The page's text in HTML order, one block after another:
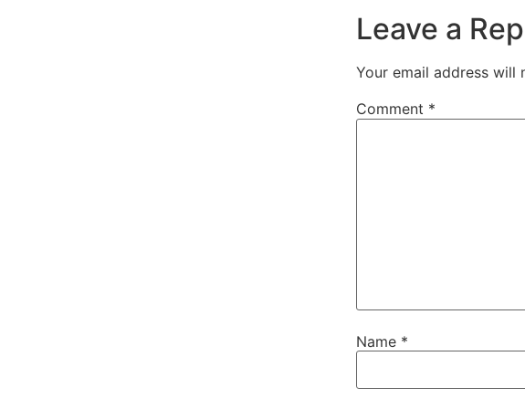
Leave a
Your email address will
Comment *
Name *